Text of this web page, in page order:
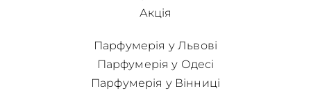
Акція
Парфумерія у Львові
Парфумерія у Одесі
Парфумерія у Вінниці